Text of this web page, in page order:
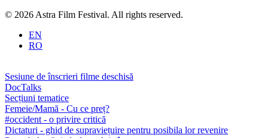
© 2026 Astra Film Festival. All rights reserved.
EN
RO
Sesiune de înscrieri filme deschisă
DocTalks
Secțiuni tematice
Femeie/Mamă - Cu ce preț?
#occident - o privire critică
Dictaturi - ghid de supraviețuire pentru posibila lor revenire